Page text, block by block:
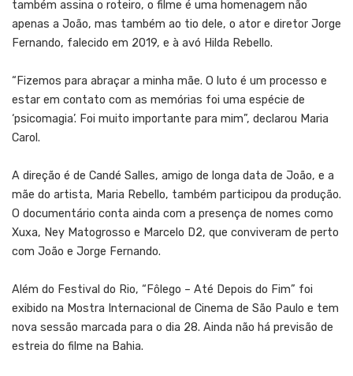
também assina o roteiro, o filme é uma homenagem não
apenas a João, mas também ao tio dele, o ator e diretor Jorge
Fernando, falecido em 2019, e à avó Hilda Rebello.
“Fizemos para abraçar a minha mãe. O luto é um processo e
estar em contato com as memórias foi uma espécie de
‘psicomagia’. Foi muito importante para mim”, declarou Maria
Carol.
A direção é de Candé Salles, amigo de longa data de João, e a
mãe do artista, Maria Rebello, também participou da produção.
O documentário conta ainda com a presença de nomes como
Xuxa, Ney Matogrosso e Marcelo D2, que conviveram de perto
com João e Jorge Fernando.
Além do Festival do Rio, “Fôlego – Até Depois do Fim” foi
exibido na Mostra Internacional de Cinema de São Paulo e tem
nova sessão marcada para o dia 28. Ainda não há previsão de
estreia do filme na Bahia.